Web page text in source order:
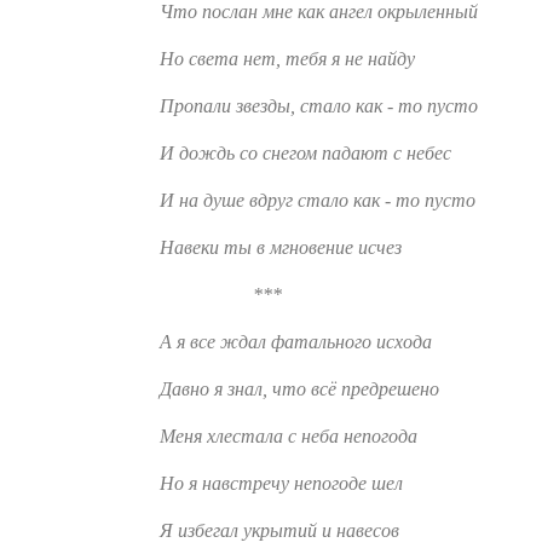
Что послан мне как ангел окрыленный
Но света нет, тебя я не найду
Пропали звезды, стало как - то пусто
И дождь со снегом падают с небес
И на душе вдруг стало как - то пусто
Навеки ты в мгновение исчез
***
А я все ждал фатального исхода
Давно я знал, что всё предрешено
Меня хлестала с неба непогода
Но я навстречу непогоде шел
Я избегал укрытий и навесов